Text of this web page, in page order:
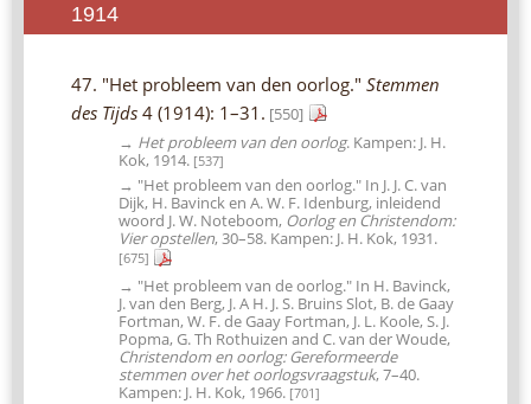
1914
47. "Het probleem van den oorlog." Stemmen
des Tijds 4 (1914): 1–31. [550]
→ Het probleem van den oorlog. Kampen: J. H.
Kok, 1914. [537]
→ "Het probleem van den oorlog." In J. J. C. van
Dijk, H. Bavinck en A. W. F. Idenburg, inleidend
woord J. W. Noteboom, Oorlog en Christendom:
Vier opstellen, 30–58. Kampen: J. H. Kok, 1931.
[675]
→ "Het probleem van de oorlog." In H. Bavinck,
J. van den Berg, J. A H. J. S. Bruins Slot, B. de Gaay
Fortman, W. F. de Gaay Fortman, J. L. Koole, S. J.
Popma, G. Th Rothuizen and C. van der Woude,
Christendom en oorlog: Gereformeerde
stemmen over het oorlogsvraagstuk, 7–40.
Kampen: J. H. Kok, 1966. [701]